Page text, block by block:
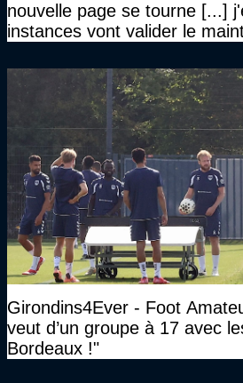
nouvelle page se tourne [...]
instances vont valider le
haut niveau"
Girondins4Ever - Foot
veut d’un groupe à 17 avec
Bordeaux !"